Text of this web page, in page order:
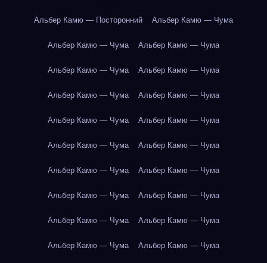
Альбер Камю — Посторонний Альбер Камю — Чума
Альбер Камю — Чума Альбер Камю — Чума
Альбер Камю — Чума Альбер Камю — Чума
Альбер Камю — Чума Альбер Камю — Чума
Альбер Камю — Чума Альбер Камю — Чума
Альбер Камю — Чума Альбер Камю — Чума
Альбер Камю — Чума Альбер Камю — Чума
Альбер Камю — Чума Альбер Камю — Чума
Альбер Камю — Чума Альбер Камю — Чума
Альбер Камю — Чума Альбер Камю — Чума